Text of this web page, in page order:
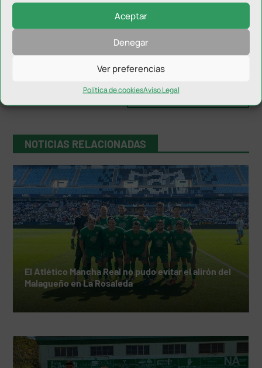
Aceptar
Denegar
Ver preferencias
Política de cookiesAviso Legal
NOTICIAS RELACIONADAS
El Atlético Mancha Real no pudo evitar el alirón del
Malagueño en La Rosaleda